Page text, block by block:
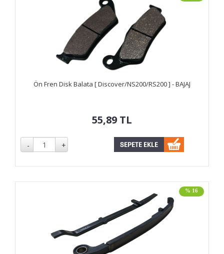
Ön Fren Disk Balata [ Discover/NS200/RS200 ] - BAJAJ
55,89 TL
% 16